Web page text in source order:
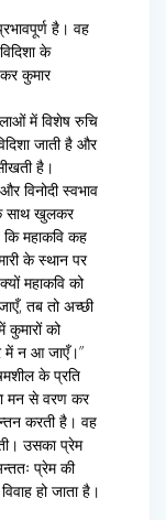
है। वह
के
कुमार
में विशेष रुचि
जाती है और
है।
विनोदी स्वभाव
साथ खुलकर
महाकवि कह
के स्थान पर
महाकवि को
तब तो अच्छी
को
में न आ जाएँ।”
के प्रति
मन से वरण कर
करती है। वह
उसका प्रेम
प्रेम की
हो जाता है।